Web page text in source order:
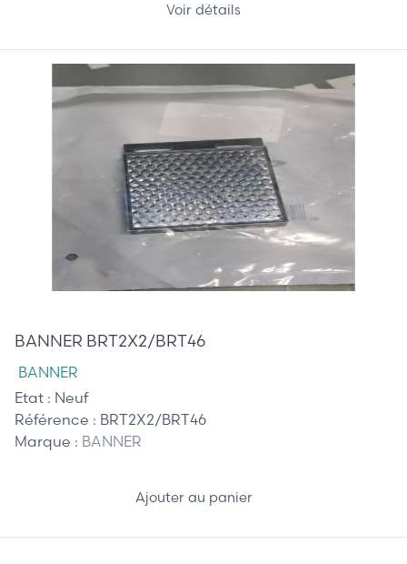
Voir détails
BANNER BRT2X2/BRT46
BANNER
Etat : Neuf
Référence : BRT2X2/BRT46
Marque : BANNER
Ajouter au panier